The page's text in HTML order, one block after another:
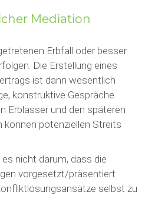
Mediation
Erbfall oder besser
Die Erstellung eines
ist dann wesentlich
konstruktive Gespräche
Erblasser und den späteren
können potenziellen Streits
nicht darum, dass die
vorgesetzt/präsentiert
selbst zu